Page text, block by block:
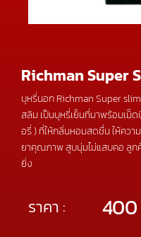
Richman Super
บุหรี่นอก Richman Super
สลิม เป็นบุหรี่เย็นที่มาพร้อมเม็
อรี่ ) ที่ให้กลิ่นหอมสดชื่น ให้ควา
ยาคุณภาพ สูบนุ่มไม่แสบคอ ลูก
ยิ่ง
ราคา : 400